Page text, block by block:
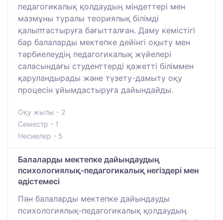
педагогикалық қолдаудың міндеттері мен
мазмұны туралы теориялық білімді
қалыптастыруға бағытталған. Даму кемістігі
бар балаларды мектепке дейінгі оқыту мен
тәрбиелеудің педагогикалық жүйелері
саласындағы студенттерді қажетті біліммен
қаруландырады және түзету-дамыту оқу
процесін ұйымдастыруға дайындайды.
Оқу жылы - 2
Семестр - 1
Несиелер - 5
Балаларды мектепке дайындаудың
психологиялық-педагогикалық негіздері мен
әдістемесі
Пән балаларды мектепке дайындауды
психологиялық-педагогикалық қолдаудың